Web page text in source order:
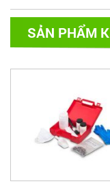
SẢN PHẨM